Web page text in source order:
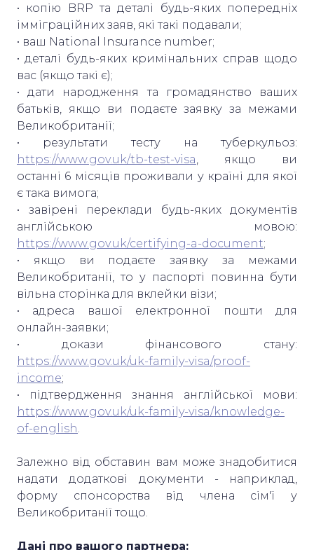
• копію BRP та деталі будь-яких попередніх
імміграційних заяв, які такі подавали;
• ваш National Insurance number;
• деталі будь-яких кримінальних справ щодо
вас (якщо такі є);
• дати народження та громадянство ваших
батьків, якщо ви подаєте заявку за межами
Великобританії;
• результати тесту на туберкульоз:
https://www.gov.uk/tb-test-visa
, якщо ви
останні 6 місяців проживали у країні для якої
є така вимога;
• завірені переклади будь-яких документів
англійською мовою:
https://www.gov.uk/certifying-a-document;
• якщо ви подаєте заявку за межами
Великобританії, то у паспорті повинна бути
вільна сторінка для вклейки візи;
• адреса вашої електронної пошти для
онлайн-заявки;
• докази фінансового стану:
https://www.gov.uk/uk-family-visa/proof-
income;
• підтвердження знання англійської мови:
https://www.gov.uk/uk-family-visa/knowledge-
of-english
Залежно від обставин вам може знадобитися
надати додаткові документи - наприклад,
форму спонсорства від члена сім'ї у
Великобританії тощо.
Дані про вашого партнера: